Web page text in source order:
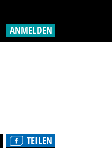
ANMELDEN
TEILEN